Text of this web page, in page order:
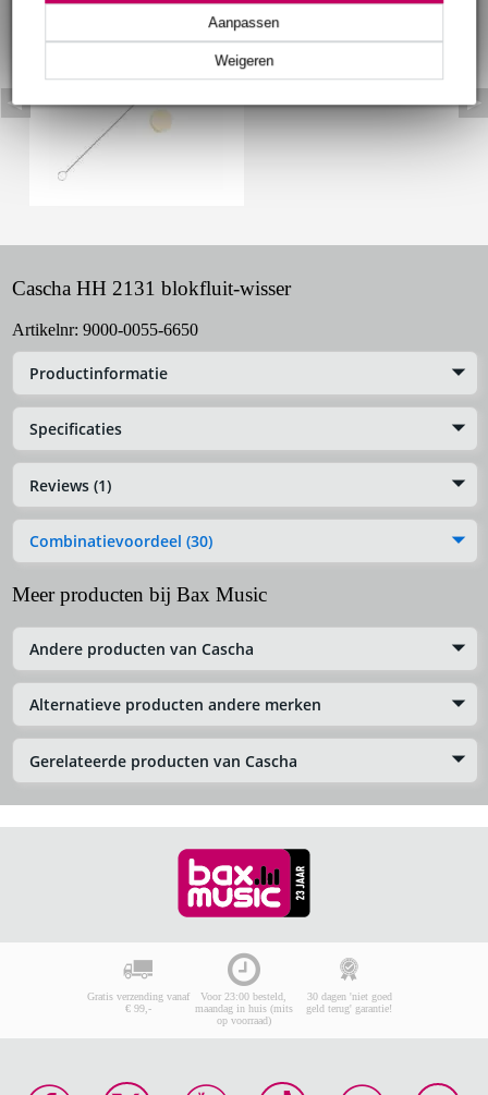
Weigeren
Aanpassen
Cascha HH 2131 blokfluit-wisser
Artikelnr: 9000-0055-6650
Productinformatie
Specificaties
Reviews (1)
Combinatievoordeel (30)
Meer producten bij Bax Music
Andere producten van Cascha
Alternatieve producten andere merken
Gerelateerde producten van Cascha
Gratis verzending vanaf
€ 99,-
Voor 23:00 besteld,
maandag in huis (mits
op voorraad)
30 dagen 'niet goed
geld terug' garantie!